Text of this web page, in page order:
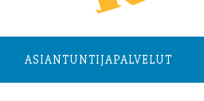
ASIANTUNTIJA­PALVELUT